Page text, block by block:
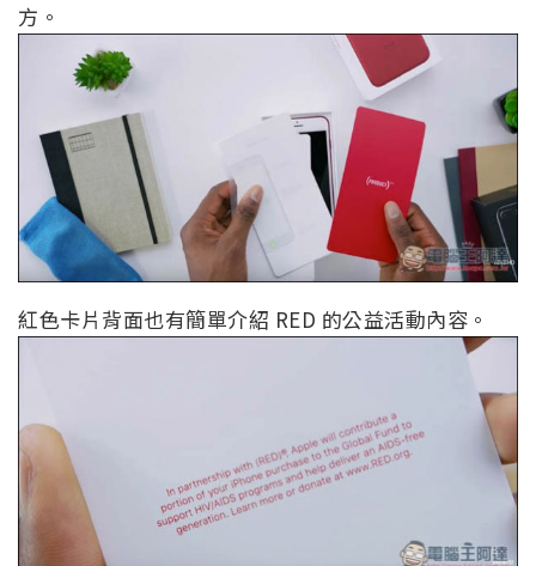
方。
紅色卡片背面也有簡單介紹 RED 的公益活動內容。